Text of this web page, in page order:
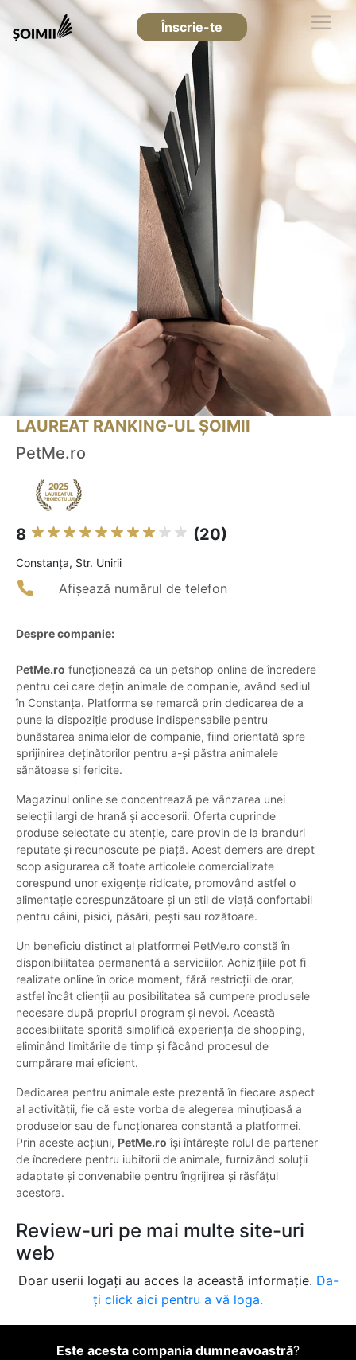
Înscrie-te
LAUREAT RANKING-UL ȘOIMII
PetMe.ro
8 (20)
Constanţa, Str. Unirii
Afișează numărul de telefon
Despre companie:
PetMe.ro funcționează ca un petshop online de încredere
pentru cei care dețin animale de companie, având sediul
în Constanța. Platforma se remarcă prin dedicarea de a
pune la dispoziție produse indispensabile pentru
bunăstarea animalelor de companie, fiind orientată spre
sprijinirea deținătorilor pentru a-și păstra animalele
sănătoase și fericite.
Magazinul online se concentrează pe vânzarea unei
selecții largi de hrană și accesorii. Oferta cuprinde
produse selectate cu atenție, care provin de la branduri
reputate și recunoscute pe piață. Acest demers are drept
scop asigurarea că toate articolele comercializate
corespund unor exigențe ridicate, promovând astfel o
alimentație corespunzătoare și un stil de viață confortabil
pentru câini, pisici, păsări, pești sau rozătoare.
Un beneficiu distinct al platformei PetMe.ro constă în
disponibilitatea permanentă a serviciilor. Achizițiile pot fi
realizate online în orice moment, fără restricții de orar,
astfel încât clienții au posibilitatea să cumpere produsele
necesare după propriul program și nevoi. Această
accesibilitate sporită simplifică experiența de shopping,
eliminând limitările de timp și făcând procesul de
cumpărare mai eficient.
Dedicarea pentru animale este prezentă în fiecare aspect
al activității, fie că este vorba de alegerea minuțioasă a
produselor sau de funcționarea constantă a platformei.
Prin aceste acțiuni, PetMe.ro își întărește rolul de partener
de încredere pentru iubitorii de animale, furnizând soluții
adaptate și convenabile pentru îngrijirea și răsfățul
acestora.
Review-uri pe mai multe site-uri
web
Doar userii logați au acces la această informație. Da-
ți click aici pentru a vă loga.
Este acesta compania dumneavoastră?